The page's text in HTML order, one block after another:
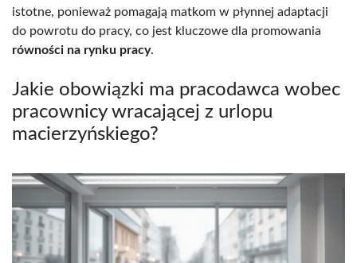
istotne, ponieważ pomagają matkom w płynnej adaptacji
do powrotu do pracy, co jest kluczowe dla promowania
równości na rynku pracy.
Jakie obowiązki ma pracodawca wobec
pracownicy wracającej z urlopu
macierzyńskiego?